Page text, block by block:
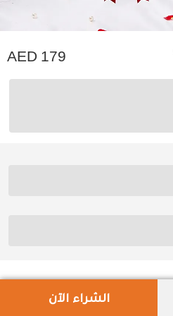
179
الشراء الآن